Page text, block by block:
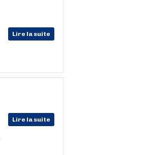
Lire la suite
Lire la suite